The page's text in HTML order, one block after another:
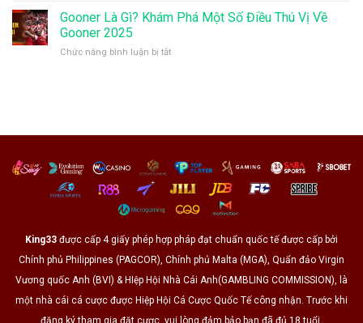
Gian
Giải
Đầu
Là
Động
Trong
Đá
Gooner Là Gì? Khám Phá Một Số Điều Thú Vị Về
Gooner 2025
Chức năng bình luận bị tắtở
Một
Điều
Thú
Vị
Về
Gooner
King33 được cấp 4 giấy phép hợp pháp đạt chuẩn quốc tế được cấp bởi
Chính phủ Philippines (PAGCOR), Chính phủ Malta (MGA), Quẩn đảo Virgin
Vương quốc Anh (BVI) & HIệp Hội Nhà Cái Anh(GAMBLING COMMISSION), là
một nhà cái cá cược được Hiệp Hội Cá Cược Quốc Tế công nhận. Trước khi
đăng ký tham gia đặt cược, vui lòng đảm bảo bạn đã đủ 18 tuổi.